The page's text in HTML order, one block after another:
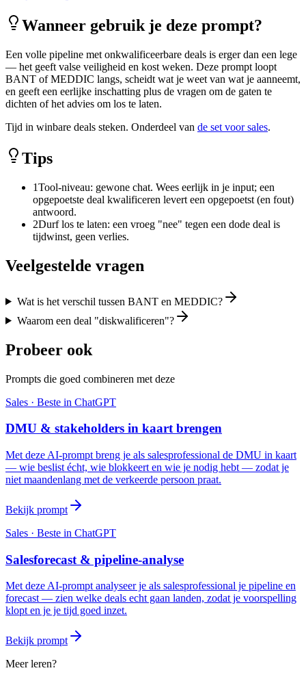
Wanneer gebruik je deze prompt?
Een volle pipeline met onkwalificeerbare deals is erger dan een lege
— het geeft valse veiligheid en kost weken. Deze prompt loopt
BANT of MEDDIC langs, scheidt wat je weet van wat je aanneemt,
en geeft een eerlijke inschatting plus de vragen om de gaten te
dichten of het advies om los te laten.
Tijd in winbare deals steken. Onderdeel van de set voor sales.
Tips
1Tool-niveau: gewone chat. Wees eerlijk in je input; een
opgepoetste deal kwalificeren levert een opgepoetst (en fout)
antwoord.
2Durf los te laten: een vroeg "nee" tegen een dode deal is
tijdwinst, geen verlies.
Veelgestelde vragen
Wat is het verschil tussen BANT en MEDDIC?
Waarom een deal "diskwalificeren"?
Probeer ook
Prompts die goed combineren met deze
Sales · Beste in ChatGPT
DMU & stakeholders in kaart brengen
Met deze AI-prompt breng je als salesprofessional de DMU in kaart
— wie beslist écht, wie blokkeert en wie je nodig hebt — zodat je
niet maandenlang met de verkeerde persoon praat.
Bekijk prompt
Sales · Beste in ChatGPT
Salesforecast & pipeline-analyse
Met deze AI-prompt analyseer je als salesprofessional je pipeline en
forecast — zien welke deals echt gaan landen, zodat je voorspelling
klopt en je je tijd goed inzet.
Bekijk prompt
Meer leren?